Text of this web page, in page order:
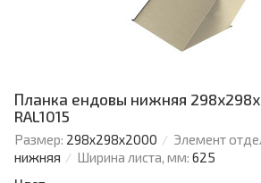
Планка ендовы нижняя
RAL1015
Размер: 298х298х2000 Элемент
нижняя
Ширина листа, мм: 625